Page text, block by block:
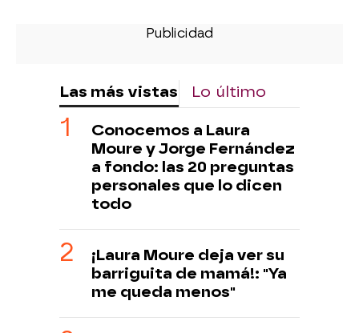
Las más vistas Lo último
Conocemos a Laura
Moure y Jorge Fernández
a fondo: las 20 preguntas
personales que lo dicen
todo
¡Laura Moure deja ver su
barriguita de mamá!: "Ya
me queda menos"